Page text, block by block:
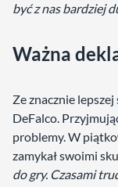
być z nas bardziej
Ważna
Ze znacznie
DeFalco.
problemy. W
zamykał swoimi
do gry. Czasami